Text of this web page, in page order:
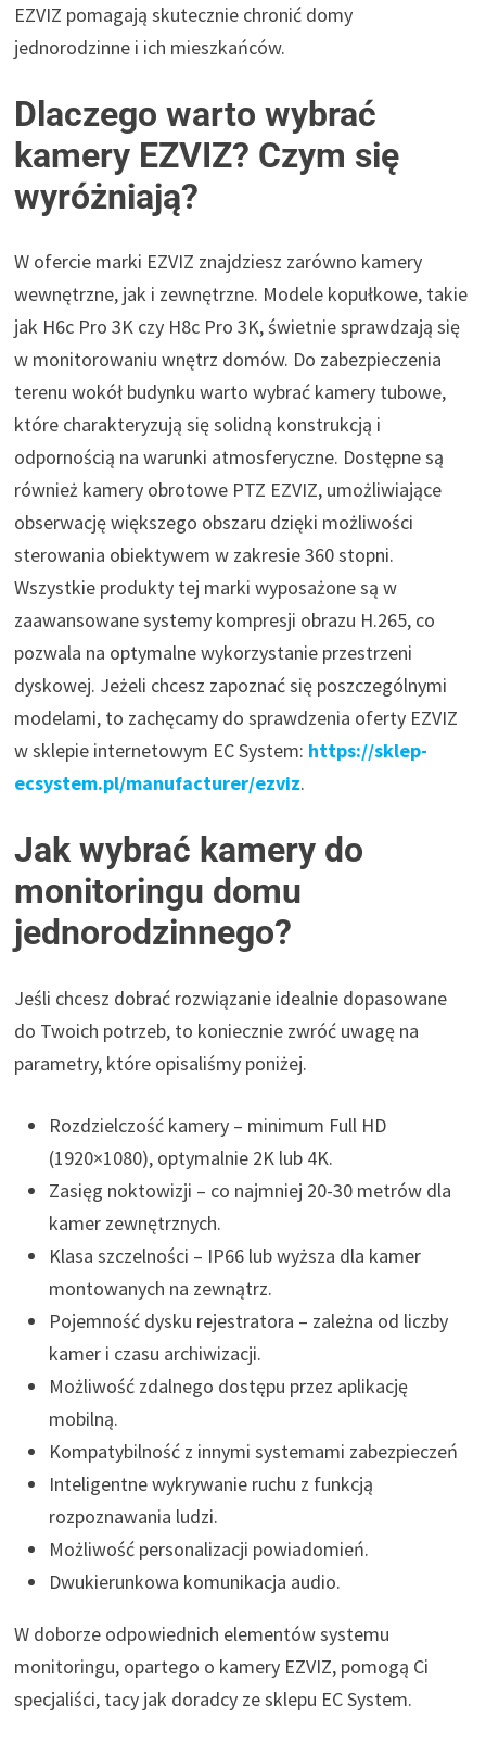
EZVIZ pomagają skutecznie chronić domy
jednorodzinne i ich mieszkańców.
Dlaczego warto wybrać
kamery EZVIZ? Czym się
wyróżniają?
W ofercie marki EZVIZ znajdziesz zarówno kamery
wewnętrzne, jak i zewnętrzne. Modele kopułkowe, takie
jak H6c Pro 3K czy H8c Pro 3K, świetnie sprawdzają się
w monitorowaniu wnętrz domów. Do zabezpieczenia
terenu wokół budynku warto wybrać kamery tubowe,
które charakteryzują się solidną konstrukcją i
odpornością na warunki atmosferyczne. Dostępne są
również kamery obrotowe PTZ EZVIZ, umożliwiające
obserwację większego obszaru dzięki możliwości
sterowania obiektywem w zakresie 360 stopni.
Wszystkie produkty tej marki wyposażone są w
zaawansowane systemy kompresji obrazu H.265, co
pozwala na optymalne wykorzystanie przestrzeni
dyskowej. Jeżeli chcesz zapoznać się poszczególnymi
modelami, to zachęcamy do sprawdzenia oferty EZVIZ
w sklepie internetowym EC System: https://sklep-
ecsystem.pl/manufacturer/ezviz.
Jak wybrać kamery do
monitoringu domu
jednorodzinnego?
Jeśli chcesz dobrać rozwiązanie idealnie dopasowane
do Twoich potrzeb, to koniecznie zwróć uwagę na
parametry, które opisaliśmy poniżej.
Rozdzielczość kamery – minimum Full HD
(1920×1080), optymalnie 2K lub 4K.
Zasięg noktowizji – co najmniej 20-30 metrów dla
kamer zewnętrznych.
Klasa szczelności – IP66 lub wyższa dla kamer
montowanych na zewnątrz.
Pojemność dysku rejestratora – zależna od liczby
kamer i czasu archiwizacji.
Możliwość zdalnego dostępu przez aplikację
mobilną.
Kompatybilność z innymi systemami zabezpieczeń
Inteligentne wykrywanie ruchu z funkcją
rozpoznawania ludzi.
Możliwość personalizacji powiadomień.
Dwukierunkowa komunikacja audio.
W doborze odpowiednich elementów systemu
monitoringu, opartego o kamery EZVIZ, pomogą Ci
specjaliści, tacy jak doradcy ze sklepu EC System.